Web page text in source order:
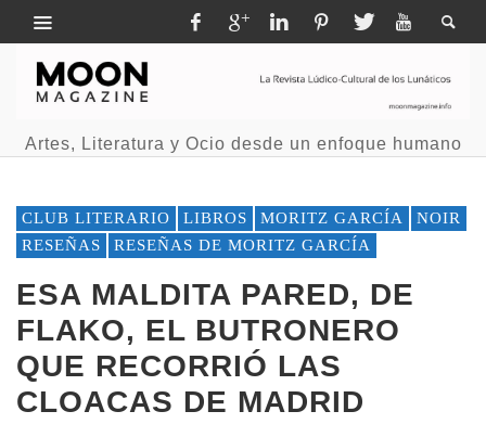
Artes, Literatura y Ocio desde un enfoque humano
CLUB LITERARIO LIBROS MORITZ GARCÍA
NOIR
RESEÑAS
RESEÑAS DE MORITZ GARCÍA
ESA MALDITA PARED, DE
FLAKO, EL BUTRONERO
QUE RECORRIÓ LAS
CLOACAS DE MADRID